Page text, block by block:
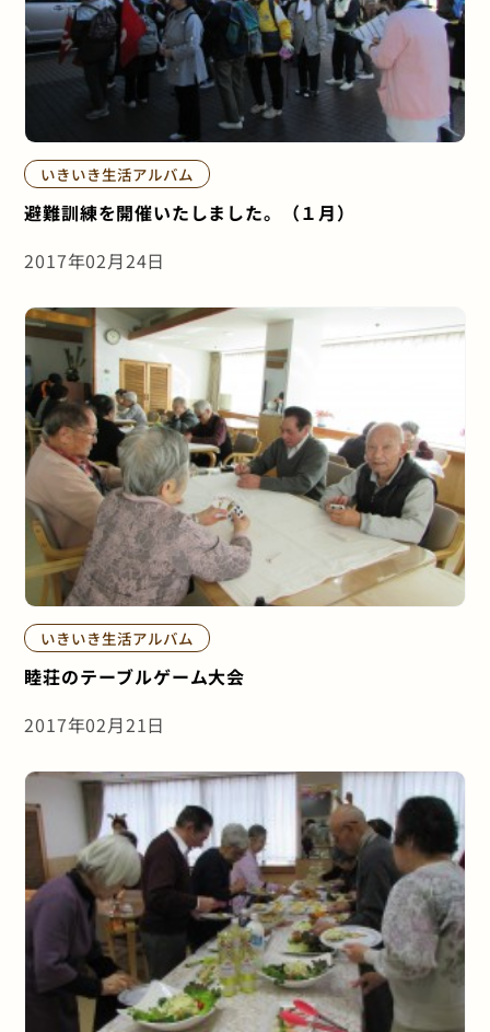
いきいき生活アルバム
避難訓練を開催いたしました。（１月）
2017年02月24日
いきいき生活アルバム
睦荘のテーブルゲーム大会
2017年02月21日